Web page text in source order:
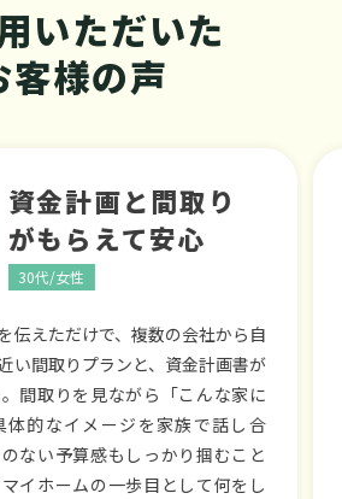
いただいた
客様の声
未公開物件に
出会えて即決
30代/男性
物件を探していましたが、希望
なか条件に合う家がなく、諦め
こちらを利用したところ、ネッ
物件を不動産会社から提案してい
物件が予算内で購入できました。
すよりもずっと効率的に見つけ